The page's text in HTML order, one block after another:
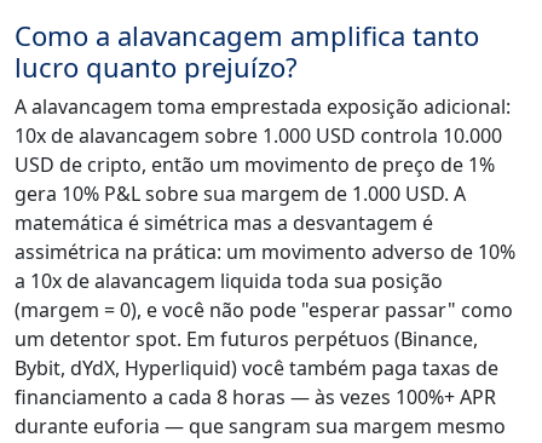
Como a alavancagem amplifica tanto
lucro quanto prejuízo?
A alavancagem toma emprestada exposição adicional:
10x de alavancagem sobre 1.000 USD controla 10.000
USD de cripto, então um movimento de preço de 1%
gera 10% P&L sobre sua margem de 1.000 USD. A
matemática é simétrica mas a desvantagem é
assimétrica na prática: um movimento adverso de 10%
a 10x de alavancagem liquida toda sua posição
(margem = 0), e você não pode "esperar passar" como
um detentor spot. Em futuros perpétuos (Binance,
Bybit, dYdX, Hyperliquid) você também paga taxas de
financiamento a cada 8 horas — às vezes 100%+ APR
durante euforia — que sangram sua margem mesmo